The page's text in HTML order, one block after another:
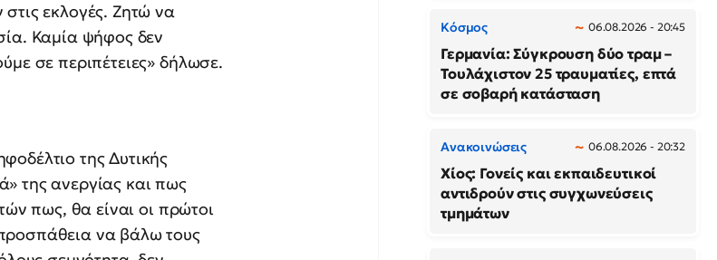
εκλογές. Ζητώ να
Καμία ψήφος δεν
σε περιπέτειες» δήλωσε.
της Δυτικής
της ανεργίας και πως
πως, θα είναι οι πρώτοι
να βάλω τους
Κόσμος 06.08.2026 - 20:45
Γερμανία: Σύγκρουση δύο τραμ –
Τουλάχιστον 25 τραυματίες, επτά
σε σοβαρή κατάσταση
Ανακοινώσεις 06.08.2026 - 20:32
Χίος: Γονείς και εκπαιδευτικοί
αντιδρούν στις συγχωνεύσεις
τμημάτων